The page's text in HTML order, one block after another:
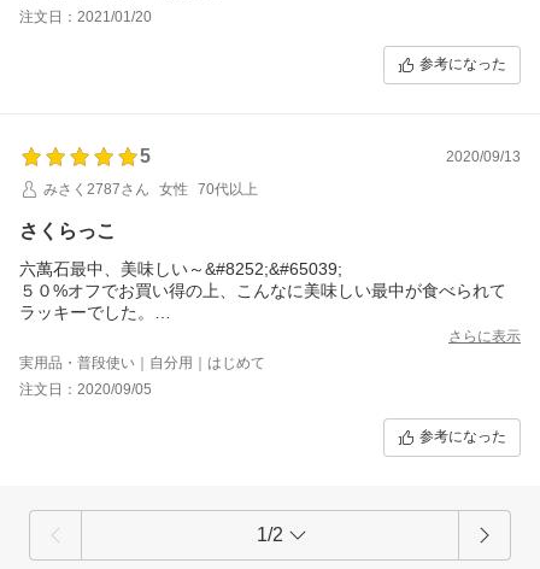
注文日：2021/01/20
参考になった
5
2020/09/13
みさく2787さん
女性 70代以上
さくらっこ
六萬石最中、美味しい～&#8252;&#65039;
５０%オフでお買い得の上、こんなに美味しい最中が食べられて
ラッキーでした。
餡が、やさしい～甘味も丁度良く最高の味で感激しました。
また注文したいと思ってます。
さらに表示
実用品・普段使い｜自分用｜はじめて
注文日：2020/09/05
参考になった
1/2